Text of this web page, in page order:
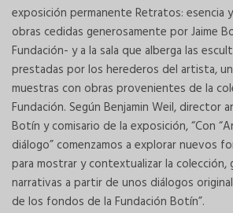
exposición permanente Retratos: esencia
obras cedidas generosamente por Jaime
Fundación- y a la sala que alberga las
prestadas por los herederos del artista,
muestras con obras provenientes de la
Fundación. Según Benjamin Weil, director
Botín y comisario de la exposición, “Con
diálogo” comenzamos a explorar nuevos
para mostrar y contextualizar la colección,
narrativas a partir de unos diálogos
de los fondos de la Fundación Botín”.